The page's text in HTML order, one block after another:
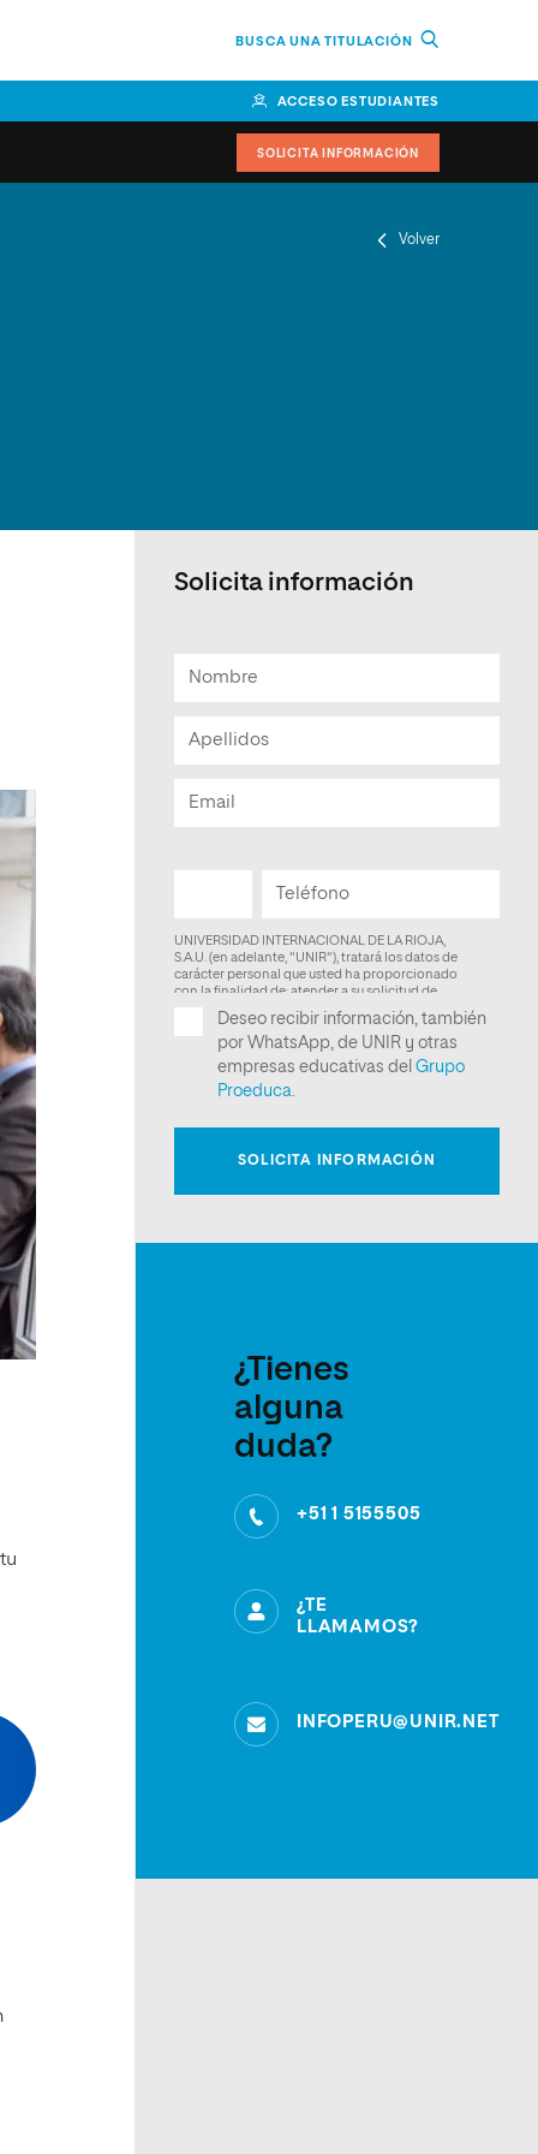
BUSCA UNA TITULACIÓN
ACCESO ESTUDIANTES
SOLICITA INFORMACIÓN
Volver
Solicita información
¿Tienes
alguna
duda?
+51 1 5155505
¿TE
LLAMAMOS?
INFOPERU@UNIR.NET